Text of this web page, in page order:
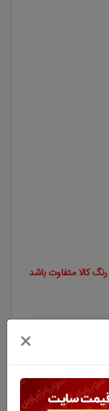
کالا متفاوت باشد
5%
نگیرید.قبل
×